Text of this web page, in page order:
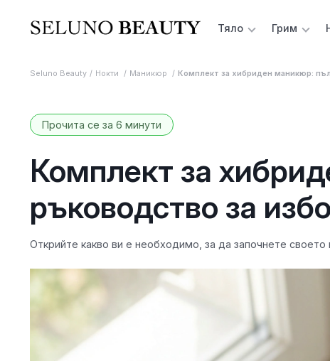
Тяло Грим
Seluno Beauty Нокти Маникюр Комплект за хибриден маникюр:
Прочита се за 6 минути
Комплект за
ръководство за
Открийте какво ви е необходимо, за да започнете